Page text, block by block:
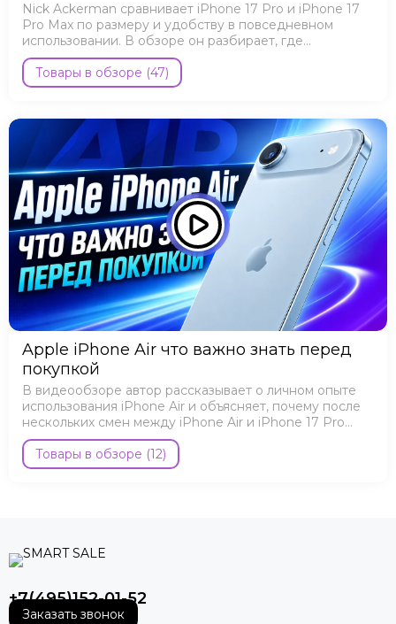
Nick Ackerman сравнивает iPhone 17 Pro и iPhone 17
Pro Max по размеру и удобству в повседневном
использовании. В обзоре он разбирает, где
комфортнее меньший Pro, а где заметнее
преимущества Pro Max.
Товары в обзоре (47)
Apple iPhone Air что важно знать перед
покупкой
В видеообзоре автор рассказывает о личном опыте
использования iPhone Air и объясняет, почему после
нескольких смен между iPhone Air и iPhone 17 Pro
снова вернулся к Air.
Товары в обзоре (12)
+7(495)152-01-52
Заказать звонок